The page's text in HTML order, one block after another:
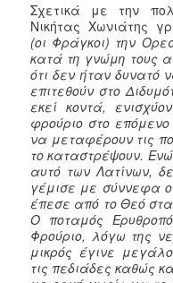
Σχετικά με την
Νικήτας Χωνιάτης
(οι Φράγκοι) την
κατά τη γνώμη τους
ότι δεν ήταν δυνατό
επιτεθούν στο
εκεί κοντά,
φρούριο στο
να μεταφέρουν τις
το καταστρέψουν.
αυτό των Λατίνων,
γέμισε με σύννεφα
έπεσε από το Θεό στα
Ο ποταμός
Φρούριο, λόγω της
μικρός έγινε
τις πεδιάδες καθώς